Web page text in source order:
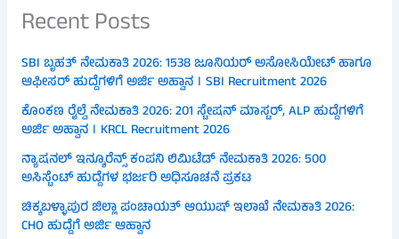
Recent Posts
SBI ಬೃಹತ್ ನೇಮಕಾತಿ 2026: 1538 ಜೂನಿಯರ್ ಅಸೋಸಿಯೇಟ್ ಹಾಗೂ
ಆಫೀಸರ್ ಹುದ್ದೆಗಳಿಗೆ ಅರ್ಜಿ ಅಹ್ವಾನ । SBI Recruitment 2026
ಕೊಂಕಣ ರೈಲ್ವೆ ನೇಮಕಾತಿ 2026: 201 ಸ್ಟೇಷನ್ ಮಾಸ್ಟರ್, ALP ಹುದ್ದೆಗಳಿಗೆ
ಅರ್ಜಿ ಅಹ್ವಾನ । KRCL Recruitment 2026
ನ್ಯಾಷನಲ್ ಇನ್ಶೂರೆನ್ಸ್ ಕಂಪನಿ ಲಿಮಿಟೆಡ್ ನೇಮಕಾತಿ 2026: 500
ಅಸಿಸ್ಟೆಂಟ್ ಹುದ್ದೆಗಳ ಭರ್ಜರಿ ಅಧಿಸೂಚನೆ ಪ್ರಕಟ
ಚಿಕ್ಕಬಳ್ಳಾಪುರ ಜಿಲ್ಲಾ ಪಂಚಾಯತ್ ಆಯುಷ್ ಇಲಾಖೆ ನೇಮಕಾತಿ 2026:
CHO ಹುದ್ದೆಗೆ ಅರ್ಜಿ ಆಹ್ವಾನ